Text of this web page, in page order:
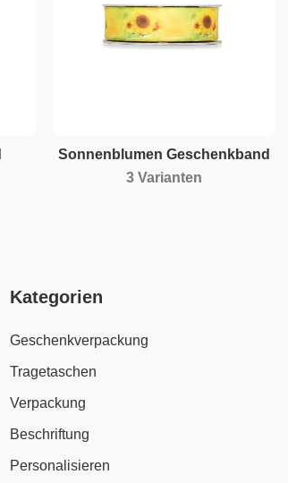
Sonnenblumen Geschenkband
3 Varianten
Kategorien
Geschenkverpackung
Tragetaschen
Verpackung
Beschriftung
Personalisieren